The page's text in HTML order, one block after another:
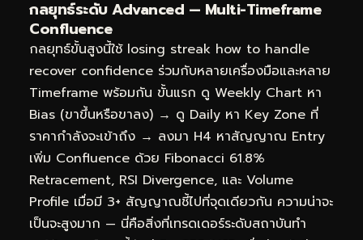
กลยุทธ์ระดับ Advanced — Multi-Timeframe
Confluence
กลยุทธ์ขั้นสูงนี้ใช้ losing streak how to handle
recover confidence ร่วมกับหลายเครื่องมือและหลาย
Timeframe พร้อมกัน ขั้นแรก ดู Weekly Chart หา
Bias (ขาขึ้นหรือขาลง) → ดู Daily หา Key Zone ที่
ราคากำลังจะเข้าถึง → ลงมา H4 หาสัญญาณ Entry
เพิ่ม Confluence ด้วย Fibonacci 61.8%
Retracement, RSI Divergence, และ Volume
Profile เมื่อมี 3+ สัญญาณชี้ไปที่จุดเดียวกัน ความน่าจะ
เป็นจะสูงมาก — นี่คือสิ่งที่เทรดเดอร์ระดับสถาบันทำ